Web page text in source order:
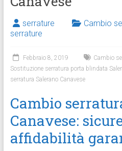
serrature Cambio
serrature
Febbraio 8, 2019 Cambio
Sostituzione serratura porta blindata
serratura Salerano Canavese
Cambio
Canavese:
affidabilità